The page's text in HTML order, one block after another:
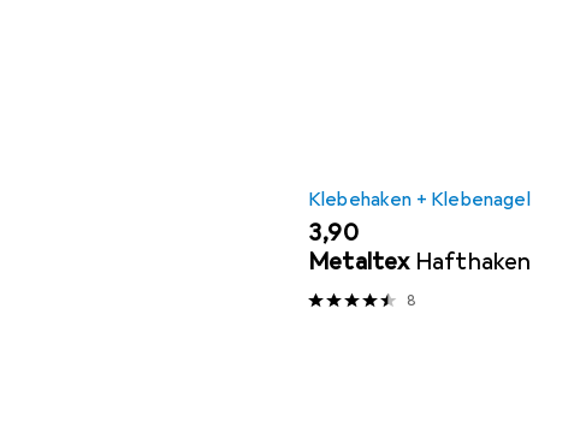
Klebehaken + Klebenagel
EUR
3,90
Metaltex Hafthaken
8